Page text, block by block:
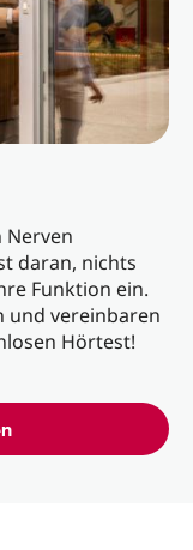
daran, nichts
Funktion ein.
und vereinbaren
Hörtest!